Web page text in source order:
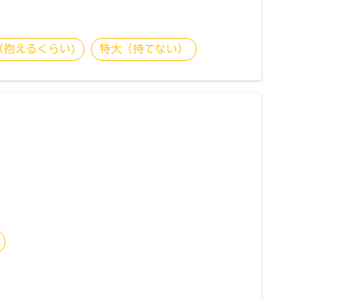
抱えるくらい) 特大（持てない）